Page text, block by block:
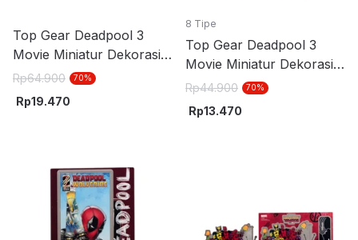
Top Gear Deadpool 3
Movie Miniatur Dekorasi
Stand Akrilik 13 - Merah
Rp64.900 70%
Rp19.470
8 Tipe
Top Gear Deadpool 3
Movie Miniatur Dekorasi
Stand Akrilik S5 - Merah
Rp44.900 70%
Rp13.470